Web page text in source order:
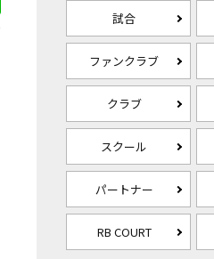
試合
ファンクラブ
クラブ
スクール
パートナー
RB COURT